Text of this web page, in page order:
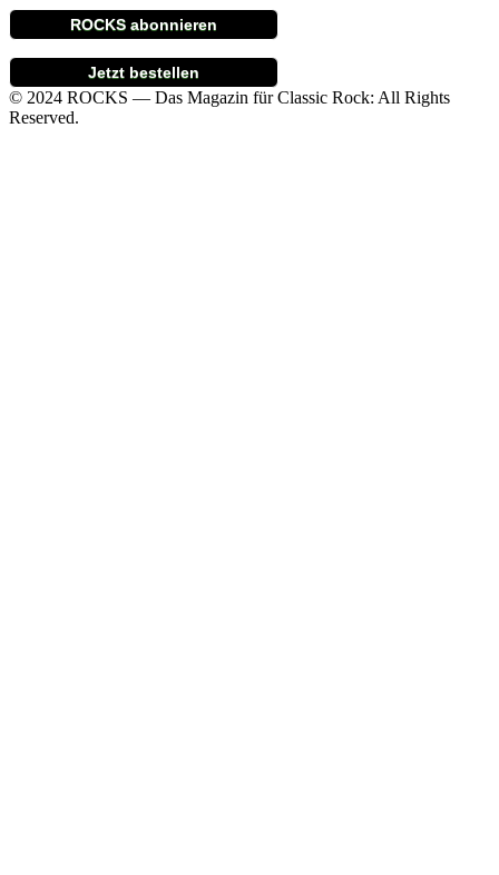
ROCKS abonnieren
Jetzt bestellen
© 2024 ROCKS — Das Magazin für Classic Rock: All Rights
Reserved.